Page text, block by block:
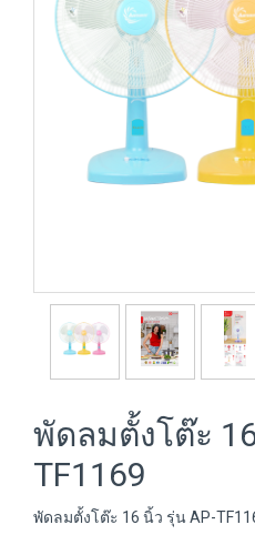
พัดลมตั้งโต๊ะ
TF1169
พัดลมตั้งโต๊ะ 16 นิ้ว รุ่น AP-